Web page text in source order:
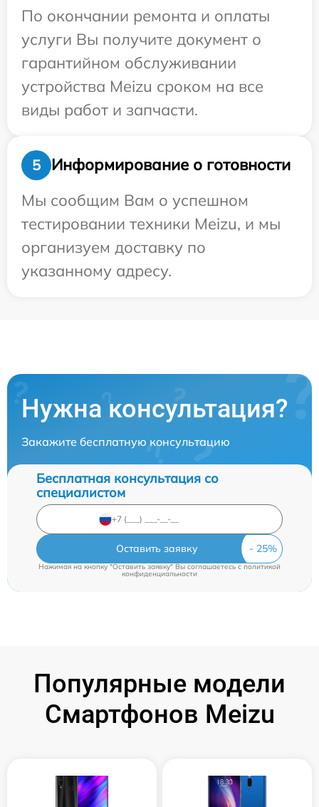
По окончании ремонта и оплаты
услуги Вы получите документ о
гарантийном обслуживании
устройства Meizu сроком на все
виды работ и запчасти.
5
Информирование о готовности
Мы сообщим Вам о успешном
тестировании техники Meizu, и мы
организуем доставку по
указанному адресу.
Нужна консультация?
Закажите бесплатную консультацию
Бесплатная консультация со
специалистом
Оставить заявку
Нажимая на кнопку "Оставить заявку" Вы соглашаетесь cполитикой
конфиденциальности
Популярные модели
Смартфонов Meizu